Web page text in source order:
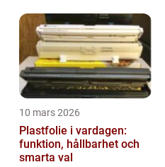
10 mars 2026
Plastfolie i vardagen:
funktion, hållbarhet och
smarta val